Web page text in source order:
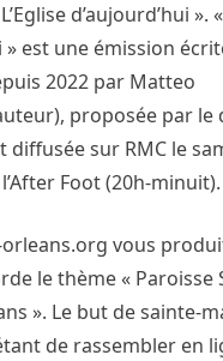
d’aujourd’hui ».
» est une émission
2022 par Matteo
proposée par le
diffusée sur RMC le
Foot (20h-minuit).
vous
le thème « Paroisse
». Le but de sainte-
de rassembler en